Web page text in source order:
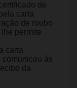
de
carta
de roubo
permite
carta
comunicou às
da